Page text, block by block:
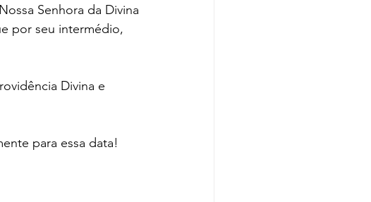
Senhora da Divina
por seu intermédio,
Divina e
para essa data!